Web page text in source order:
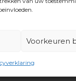
Voorkeuren